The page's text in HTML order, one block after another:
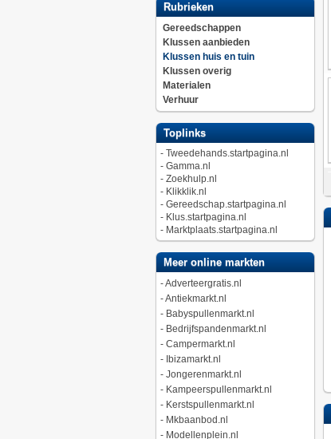
Rubrieken
Gereedschappen
Klussen aanbieden
Klussen huis en tuin
Klussen overig
Materialen
Verhuur
Toplinks
- Tweedehands.startpagina.nl
- Gamma.nl
- Zoekhulp.nl
- Klikklik.nl
- Gereedschap.startpagina.nl
- Klus.startpagina.nl
- Marktplaats.startpagina.nl
Meer online markten
-Adverteergratis.nl
-Antiekmarkt.nl
- Babyspullenmarkt.nl
- Bedrijfspandenmarkt.nl
- Campermarkt.nl
- Ibizamarkt.nl
- Jongerenmarkt.nl
- Kampeerspullenmarkt.nl
- Kerstspullenmarkt.nl
- Mkbaanbod.nl
- Modellenplein.nl